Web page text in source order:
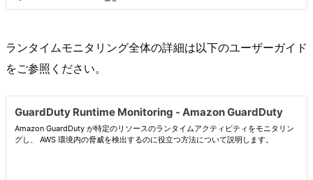
ランタイムモニタリング全体の詳細は以下のユーザーガイド
をご参照ください。